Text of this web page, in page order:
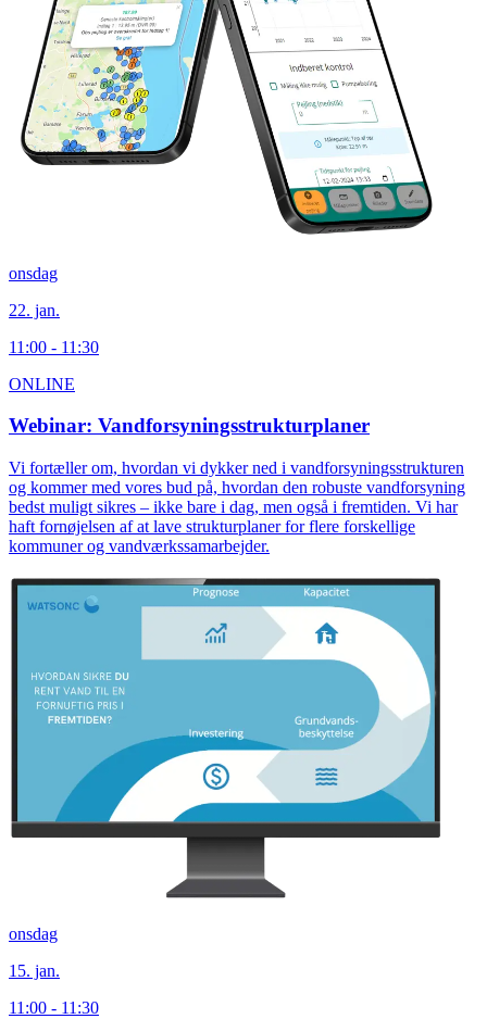
onsdag
22. jan.
11:00 - 11:30
ONLINE
Webinar: Vandforsyningsstrukturplaner
Vi fortæller om, hvordan vi dykker ned i vandforsyningsstrukturen
og kommer med vores bud på, hvordan den robuste vandforsyning
bedst muligt sikres – ikke bare i dag, men også i fremtiden. Vi har
haft fornøjelsen af at lave strukturplaner for flere forskellige
kommuner og vandværkssamarbejder.
onsdag
15. jan.
11:00 - 11:30